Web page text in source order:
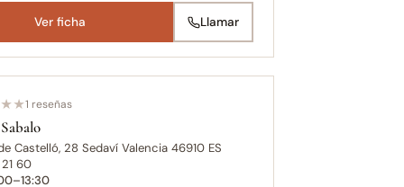
Ver ficha Llamar
★★1 reseñas
Castelló, 28 Sedaví Valencia 46910 ES
60